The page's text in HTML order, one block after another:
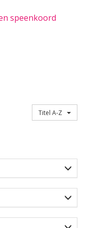
speenkoord
Sorteren op